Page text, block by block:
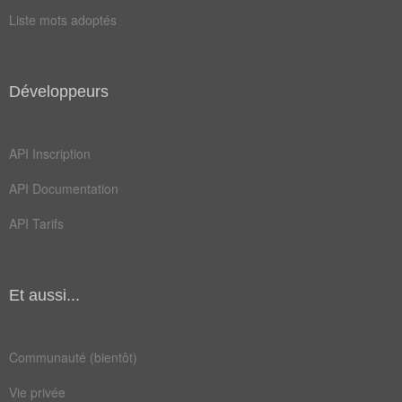
Liste mots adoptés
Développeurs
API Inscription
API Documentation
API Tarifs
Et aussi...
Communauté (bientôt)
Vie privée